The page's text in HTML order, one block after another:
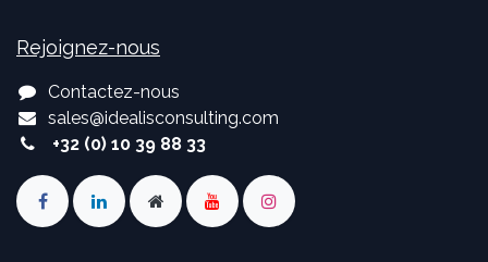
Rejoignez-nous
Contactez-nous
sales@idealisconsulting.com
+32 (0) 10 39 88 33